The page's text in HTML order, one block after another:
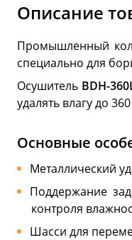
Описание
Промышленный
специально для
Осушитель BDH-
удалять влагу до
Основные
Металлический
Поддержание
контроля
Шасси для